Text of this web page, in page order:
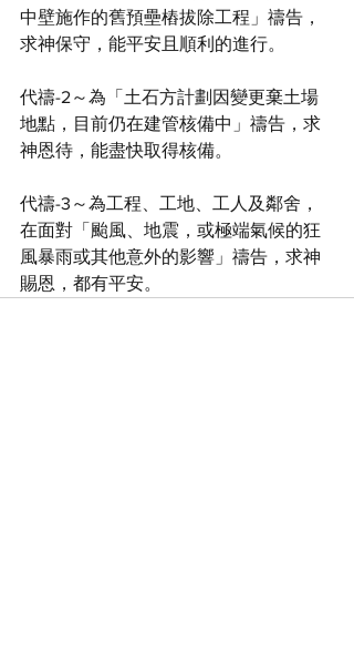
中壁施作的舊預壘樁拔除工程」禱告，
求神保守，能平安且順利的進行。
代禱-2～為「土石方計劃因變更棄土場
地點，目前仍在建管核備中」禱告，求
神恩待，能盡快取得核備。
代禱-3～為工程、工地、工人及鄰舍，
在面對「颱風、地震，或極端氣候的狂
風暴雨或其他意外的影響」禱告，求神
賜恩，都有平安。